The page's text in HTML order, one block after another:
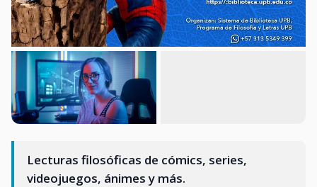
Lecturas filosóficas de cómics, series,
videojuegos, ánimes y más.